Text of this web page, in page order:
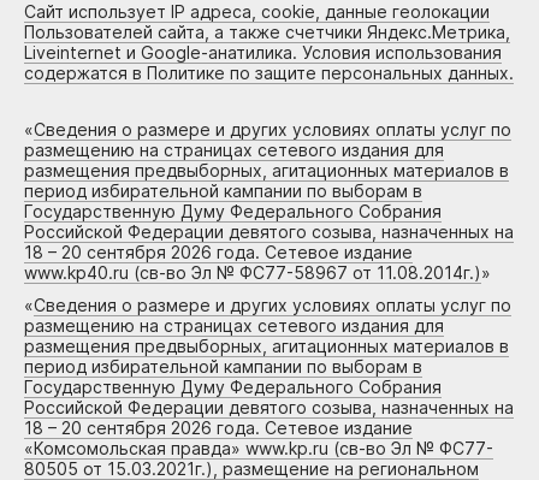
Сайт использует IP адреса, cookie, данные геолокации
Пользователей сайта, а также счетчики Яндекс.Метрика,
Liveinternet и Google-анатилика. Условия использования
содержатся в Политике по защите персональных данных.
«Сведения о размере и других условиях оплаты услуг по
размещению на страницах сетевого издания для
размещения предвыборных, агитационных материалов в
период избирательной кампании по выборам в
Государственную Думу Федерального Собрания
Российской Федерации девятого созыва, назначенных на
18 – 20 сентября 2026 года. Сетевое издание
www.kp40.ru (св-во Эл № ФС77-58967 от 11.08.2014г.)»
«Сведения о размере и других условиях оплаты услуг по
размещению на страницах сетевого издания для
размещения предвыборных, агитационных материалов в
период избирательной кампании по выборам в
Государственную Думу Федерального Собрания
Российской Федерации девятого созыва, назначенных на
18 – 20 сентября 2026 года. Сетевое издание
«Комсомольская правда» www.kp.ru (св-во Эл № ФС77-
80505 от 15.03.2021г.), размещение на региональном